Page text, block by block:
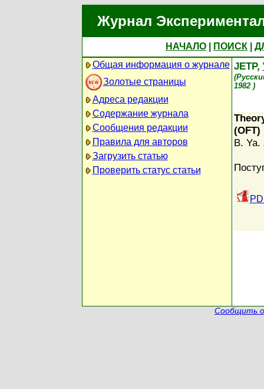
Журнал
НАЧАЛО ПОИСК
Общая информация о журнале
Золотые страницы
Адреса редакции
Содержание журнала
Сообщения редакции
Правила для авторов
Загрузить статью
Проверить статус статьи
JETP,
1982 )
(OFT)
B. Ya.
Сообщить о